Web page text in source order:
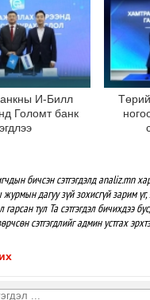
И-Билл
Голомт банк
бичсэн сэтгэгдэлд analiz.mn
дагуу зүй зохисгүй зарим үг,
тул Та сэтгэгдэл бичихдээ
сэтгэгдлийг админ устгах